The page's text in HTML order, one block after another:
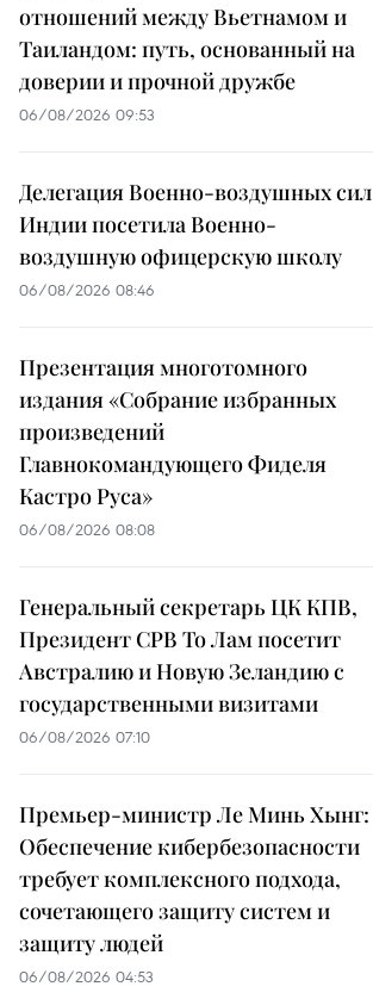
отношений между Вьетнамом и
Таиландом: путь, основанный на
доверии и прочной дружбе
06/08/2026 09:53
Делегация Военно-воздушных сил
Индии посетила Военно-
воздушную офицерскую школу
06/08/2026 08:46
Презентация многотомного
издания «Собрание избранных
произведений
Главнокомандующего Фиделя
Кастро Руса»
06/08/2026 08:08
Генеральный секретарь ЦК КПВ,
Президент СРВ То Лам посетит
Австралию и Новую Зеландию с
государственными визитами
06/08/2026 07:10
Премьер-министр Ле Минь Хынг:
Обеспечение кибербезопасности
требует комплексного подхода,
сочетающего защиту систем и
защиту людей
06/08/2026 04:53